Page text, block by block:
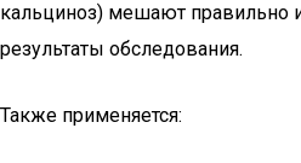
кальциноз) мешают правильно
результаты обследования.
Также применяется: